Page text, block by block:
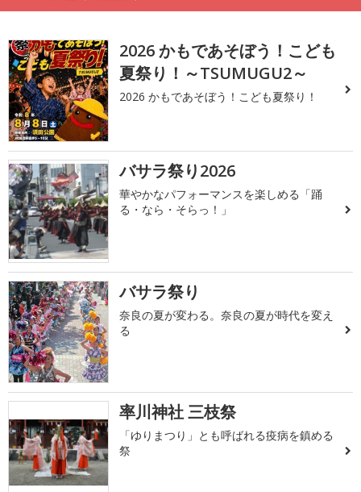
2026 かもであそぼう！こども
夏祭り！～TSUMUGU2～
2026 かもであそぼう！こども夏祭り！
バサラ祭り2026
華やかなパフォーマンスを楽しめる「踊
る・なら・そらっ！」
バサラ祭り
奈良の夏が変わる。奈良の夏が時代を変え
る
率川神社 三枝祭
「ゆりまつり」とも呼ばれる疫病を鎮める
祭